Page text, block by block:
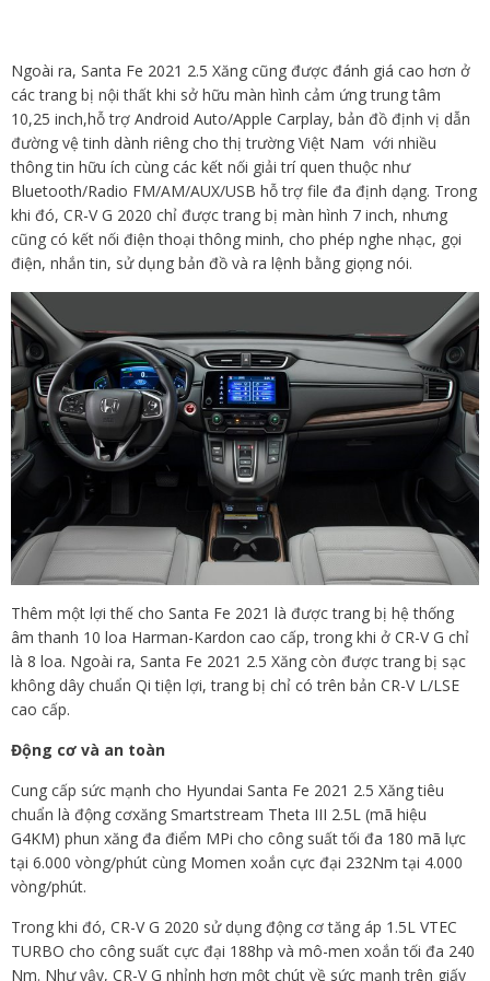
Ngoài ra, Santa Fe 2021 2.5 Xăng cũng được đánh giá cao hơn ở
các trang bị nội thất khi sở hữu màn hình cảm ứng trung tâm
10,25 inch,hỗ trợ Android Auto/Apple Carplay, bản đồ định vị dẫn
đường vệ tinh dành riêng cho thị trường Việt Nam với nhiều
thông tin hữu ích cùng các kết nối giải trí quen thuộc như
Bluetooth/Radio FM/AM/AUX/USB hỗ trợ file đa định dạng. Trong
khi đó, CR-V G 2020 chỉ được trang bị màn hình 7 inch, nhưng
cũng có kết nối điện thoại thông minh, cho phép nghe nhạc, gọi
điện, nhắn tin, sử dụng bản đồ và ra lệnh bằng giọng nói.
Thêm một lợi thế cho Santa Fe 2021 là được trang bị hệ thống
âm thanh 10 loa Harman-Kardon cao cấp, trong khi ở CR-V G chỉ
là 8 loa. Ngoài ra, Santa Fe 2021 2.5 Xăng còn được trang bị sạc
không dây chuẩn Qi tiện lợi, trang bị chỉ có trên bản CR-V L/LSE